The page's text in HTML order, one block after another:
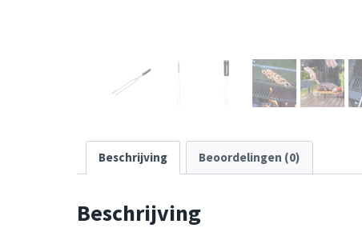
Beschrijving Beoordelingen (0)
Beschrijving